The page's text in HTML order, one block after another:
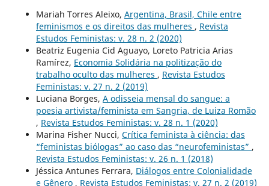
Mariah Torres Aleixo, Argentina, Brasil, Chile entre
feminismos e os direitos das mulheres , Revista
Estudos Feministas: v. 28 n. 2 (2020)
Beatriz Eugenia Cid Aguayo, Loreto Patricia Arias
Ramírez, Economia Solidária na politização do
trabalho oculto das mulheres , Revista Estudos
Feministas: v. 27 n. 2 (2019)
Luciana Borges, A odisseia mensal do sangue: a
poesia artivista/feminista em Sangria, de Luiza Romão
, Revista Estudos Feministas: v. 28 n. 1 (2020)
Marina Fisher Nucci, Crítica feminista à ciência: das
“feministas biólogas” ao caso das “neurofeministas” ,
Revista Estudos Feministas: v. 26 n. 1 (2018)
Jéssica Antunes Ferrara, Diálogos entre Colonialidade
e Gênero , Revista Estudos Feministas: v. 27 n. 2 (2019)